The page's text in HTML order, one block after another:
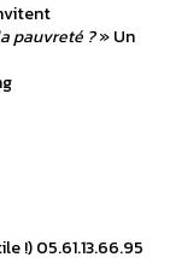
pauvreté ?» Un
!) 05.61.13.66.95